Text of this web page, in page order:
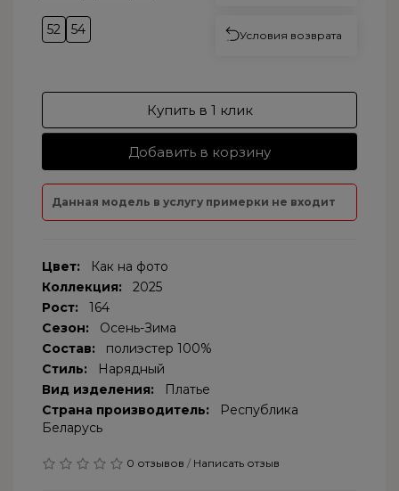
52 54 Условия возврата
Купить в 1 клик
Добавить в корзину
Данная модель в услугу примерки не входит
Цвет:
Как на фото
Коллекция:
2025
Рост:
164
Сезон:
Осень-Зима
Состав:
полиэстер 100%
Стиль:
Нарядный
Вид изделения:
Платье
Страна производитель:
Республика
Беларусь
0 отзывов / Написать отзыв